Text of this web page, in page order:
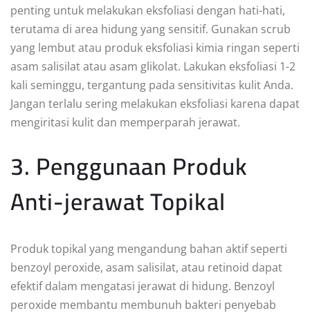
penting untuk melakukan eksfoliasi dengan hati-hati,
terutama di area hidung yang sensitif. Gunakan scrub
yang lembut atau produk eksfoliasi kimia ringan seperti
asam salisilat atau asam glikolat. Lakukan eksfoliasi 1-2
kali seminggu, tergantung pada sensitivitas kulit Anda.
Jangan terlalu sering melakukan eksfoliasi karena dapat
mengiritasi kulit dan memperparah jerawat.
3. Penggunaan Produk
Anti-jerawat Topikal
Produk topikal yang mengandung bahan aktif seperti
benzoyl peroxide, asam salisilat, atau retinoid dapat
efektif dalam mengatasi jerawat di hidung. Benzoyl
peroxide membantu membunuh bakteri penyebab